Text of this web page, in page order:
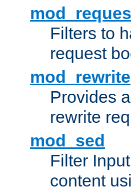
Filters to
request
mod_rewrite
Provides
rewrite
mod_sed
Filter
content